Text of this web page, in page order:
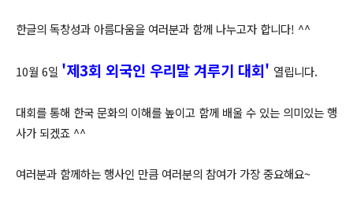
한글의 독창성과 아름다움을 여러분과 함께 나누고자 합니다! ^^
10월 6일 '제3회 외국인 우리말 겨루기 대회' 열립니다.
대회를 통해 한국 문화의 이해를 높이고 함께 배울 수 있는 의미있는 행
사가 되겠죠 ^^
여러분과 함께하는 행사인 만큼 여러분의 참여가 가장 중요해요~